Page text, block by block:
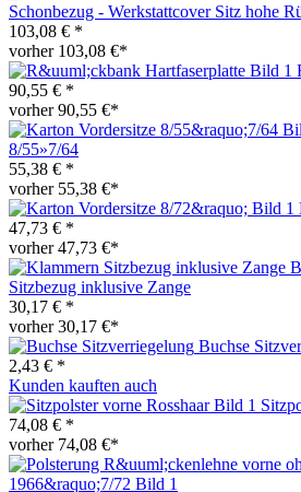
Schonbezug - Werkstattcover Sitz hohe
103,08 € *
vorher 103,08 €*
90,55 € *
vorher 90,55 €*
8/55»7/64
55,38 € *
vorher 55,38 €*
47,73 € *
vorher 47,73 €*
Sitzbezug inklusive Zange
30,17 € *
vorher 30,17 €*
Buchse
2,43 € *
Kunden kauften auch
74,08 € *
vorher 74,08 €*